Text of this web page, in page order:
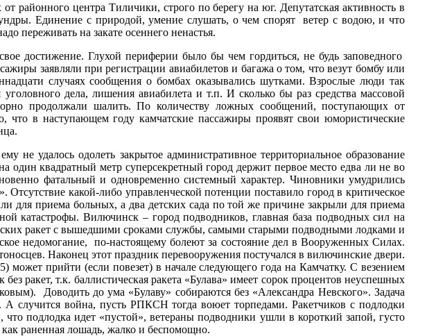
районного центра Тиличики, строго по берегу на юг. Депутатская активность в
Единение с природой, умение слушать, о чем спорят ветер с водою, и что
переживать на закате осеннего ненастья.
достижение. Глухой периферии было бы чем гордиться, не будь заповедного
заявляли при регистрации авиабилетов и багажа о том, что везут бомбу или
случаях сообщения о бомбах оказывались шутками. Взрослые люди так
дела, лишения авиабилета и т.п. И сколько бы раз средства массовой
продолжали шалить. По количеству ложных сообщений, поступающих от
в наступающем году камчатские пассажиры проявят свои юмористические
удалось одолеть закрытое административное территориальное образование
квадратный метр суперсекретный город держит первое место едва ли не во
фатальный и одновременно системный характер. Чиновники умудрились
какой-либо управленческой потенции поставило город в критическое
для приема больных, а два детских сада по той же причине закрыли для приема
катастрофы. Вилючинск – город подводников, главная база подводных сил на
ракет с вышедшими сроками службы, самыми старыми подводными лодками и
недомогание, по-настоящему болеют за состояние дел в Вооруженных Силах.
Наконец этот праздник перевооружения постучался в вилючинские двери.
может прийти (если повезет) в начале следующего года на Камчатку. С везением
ракет, т.к. баллистическая ракета «Булава» имеет сорок процентов неуспешных
Доводить до ума «Булаву» собираются без «Александра Невского». Задача
случится война, пусть РПКСН тогда воюет торпедами. Ракетчиков с подлодки
подлодка идет «пустой», ветераны подводники ушли в короткий запой, густо
раненная лошадь, жалко и беспомощно.